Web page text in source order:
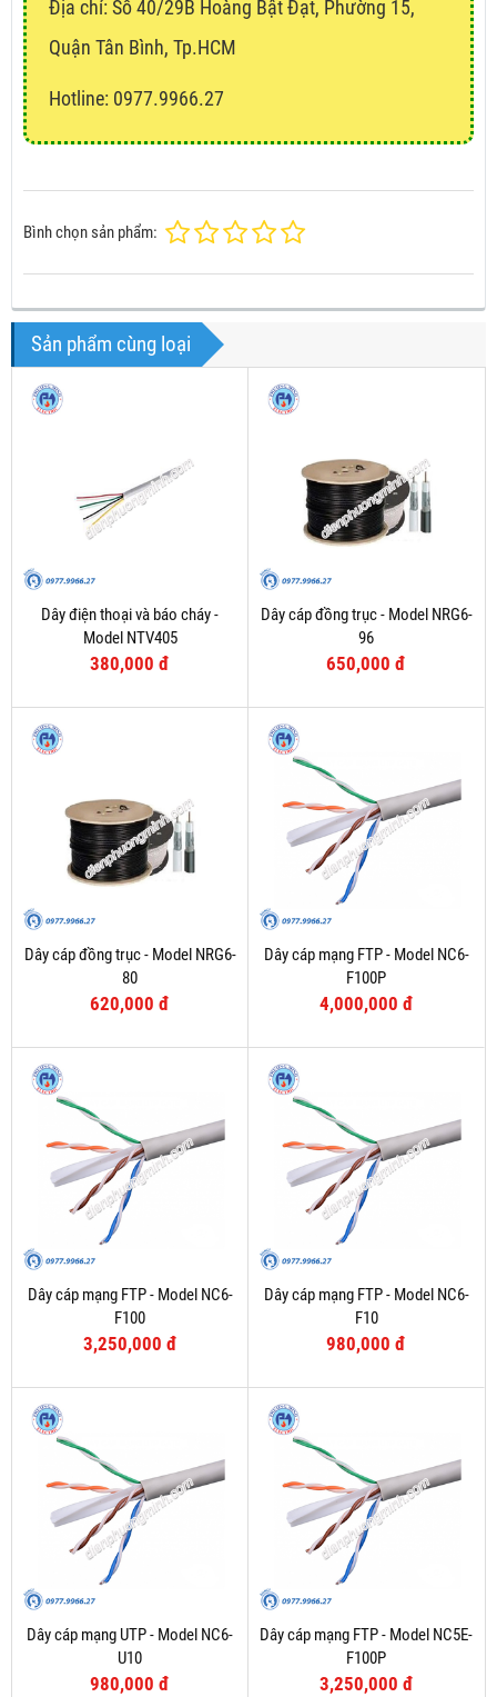
Địa chỉ: Số 40/29B Hoàng Bật Đạt, Phường 15,
Quận Tân Bình, Tp.HCM
Hotline: 0977.9966.27
Bình chọn sản phẩm:
Sản phẩm cùng loại
Dây điện thoại và báo cháy -
Model NTV405
380,000 đ
Dây cáp đồng trục - Model NRG6-
96
650,000 đ
Dây cáp đồng trục - Model NRG6-
80
620,000 đ
Dây cáp mạng FTP - Model NC6-
F100P
4,000,000 đ
Dây cáp mạng FTP - Model NC6-
F100
3,250,000 đ
Dây cáp mạng FTP - Model NC6-
F10
980,000 đ
Dây cáp mạng UTP - Model NC6-
U10
980,000 đ
Dây cáp mạng FTP - Model NC5E-
F100P
3,250,000 đ